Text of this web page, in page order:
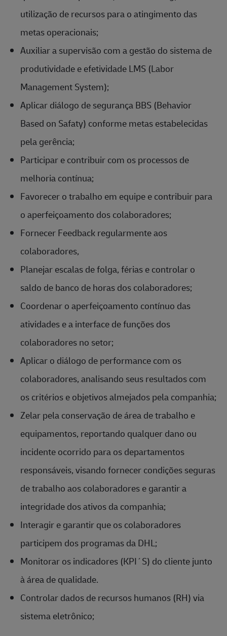
utilização de recursos para o atingimento das
metas operacionais;
Auxiliar a supervisão com a gestão do sistema de
produtividade e efetividade LMS (Labor
Management System);
Aplicar diálogo de segurança BBS (Behavior
Based on Safaty) conforme metas estabelecidas
pela gerência;
Participar e contribuir com os processos de
melhoria contínua;
Favorecer o trabalho em equipe e contribuir para
o aperfeiçoamento dos colaboradores;
Fornecer Feedback regularmente aos
colaboradores,
Planejar escalas de folga, férias e controlar o
saldo de banco de horas dos colaboradores;
Coordenar o aperfeiçoamento contínuo das
atividades e a interface de funções dos
colaboradores no setor;
Aplicar o diálogo de performance com os
colaboradores, analisando seus resultados com
os critérios e objetivos almejados pela companhia;
Zelar pela conservação de área de trabalho e
equipamentos, reportando qualquer dano ou
incidente ocorrido para os departamentos
responsáveis, visando fornecer condições seguras
de trabalho aos colaboradores e garantir a
integridade dos ativos da companhia;
Interagir e garantir que os colaboradores
participem dos programas da DHL;
Monitorar os indicadores (KPI´S) do cliente junto
à área de qualidade.
Controlar dados de recursos humanos (RH) via
sistema eletrônico;